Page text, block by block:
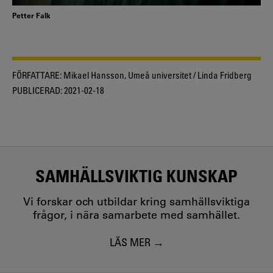
Petter Falk
FÖRFATTARE: Mikael Hansson, Umeå universitet / Linda Fridberg
PUBLICERAD:2021-02-18
SAMHÄLLSVIKTIG KUNSKAP
Vi forskar och utbildar kring samhällsviktiga
frågor, i nära samarbete med samhället.
LÄS MER